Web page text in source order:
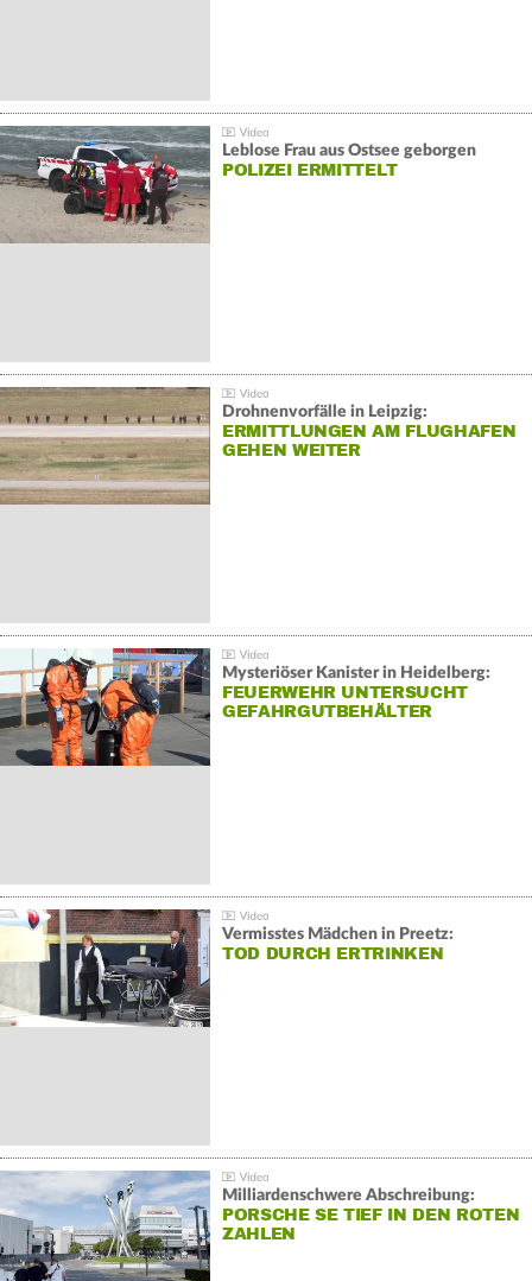
Leblose Frau aus Ostsee geborgen
POLIZEI ERMITTELT
Drohnenvorfälle in Leipzig:
ERMITTLUNGEN AM FLUGHAFEN
GEHEN WEITER
Mysteriöser Kanister in Heidelberg:
FEUERWEHR UNTERSUCHT
GEFAHRGUTBEHÄLTER
Vermisstes Mädchen in Preetz:
TOD DURCH ERTRINKEN
Milliardenschwere Abschreibung:
PORSCHE SE TIEF IN DEN ROTEN
ZAHLEN